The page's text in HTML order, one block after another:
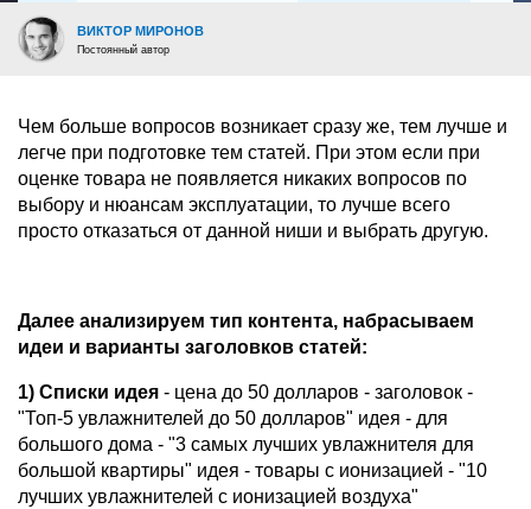
ВИКТОР МИРОНОВ
Постоянный автор
Чем больше вопросов возникает сразу же, тем лучше и
легче при подготовке тем статей. При этом если при
оценке товара не появляется никаких вопросов по
выбору и нюансам эксплуатации, то лучше всего
просто отказаться от данной ниши и выбрать другую.
Далее анализируем тип контента, набрасываем
идеи и варианты заголовков статей:
1) Списки идея - цена до 50 долларов - заголовок -
"Топ-5 увлажнителей до 50 долларов" идея - для
большого дома - "3 самых лучших увлажнителя для
большой квартиры" идея - товары с ионизацией - "10
лучших увлажнителей с ионизацией воздуха"